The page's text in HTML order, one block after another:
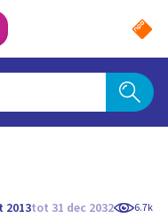
2013tot 31 dec 2032 6.7k